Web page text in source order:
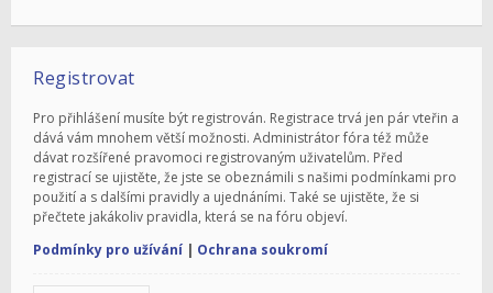
Registrovat
Pro přihlášení musíte být registrován. Registrace trvá jen pár vteřin a
dává vám mnohem větší možnosti. Administrátor fóra též může
dávat rozšířené pravomoci registrovaným uživatelům. Před
registrací se ujistěte, že jste se obeznámili s našimi podmínkami pro
použití a s dalšími pravidly a ujednáními. Také se ujistěte, že si
přečtete jakákoliv pravidla, která se na fóru objeví.
Podmínky pro užívání | Ochrana soukromí